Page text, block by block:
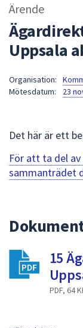
Ärende
Uppsala
Organisation:
Mötesdatum:
23
Det här är ett
För att ta del
sammanträdet
15
PDF, 64